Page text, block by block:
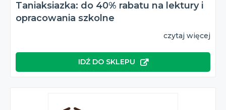
Taniaksiazka: do 40% rabatu na lektury i
opracowania szkolne
czytaj więcej
IDŹ DO SKLEPU